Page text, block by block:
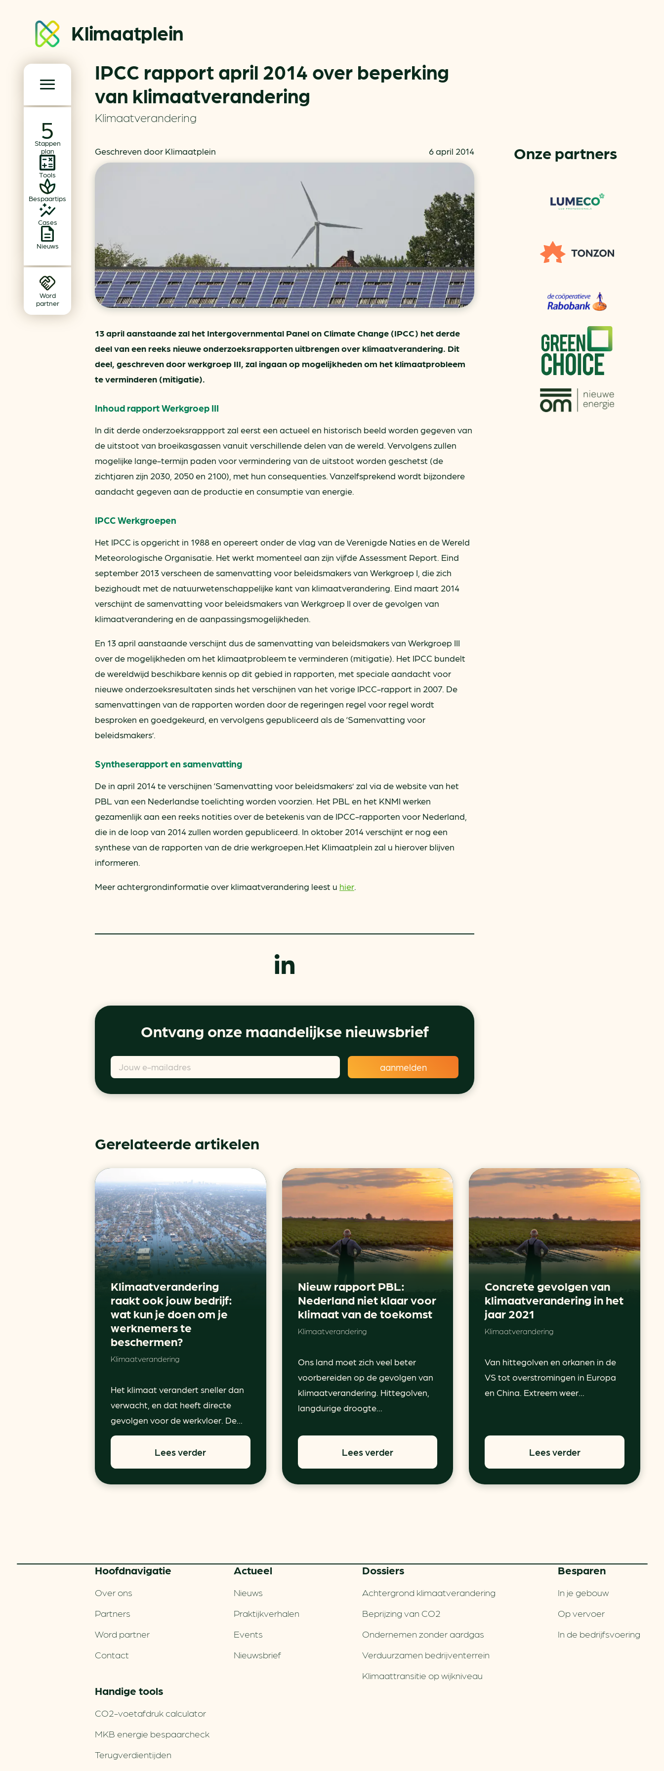
Klimaatplein
Stappen
plan
Tools
Bespaartips
Cases
Nieuws
Word
partner
Klimaatplein
Hoofd­navigatie
Partners
Word partner
Events
Beprijzing van CO2
Ondernemen zonder aardgas
Verduurzamen bedrijventerrein
Klimaattransitie op wijkniveau
In de bedrijfsvoering
MKB energie bespaarcheck
Terugverdien­tijden
Voorkomen van klimaatschade
Autobrandstof besparen
Verlichtingscan
Wegwijzers energie besparen
Hergebruiken of recyclen van bijproducten
voor het MKB
Energie besparen op uw PC
IPCC rapport april 2014 over beperking
van klimaatverandering
Klimaatverandering
Geschreven door Klimaatplein 6 april 2014
13 april aanstaande zal het Intergovernmental Panel on Climate Change (IPCC) het derde
deel van een reeks nieuwe onderzoeksrapporten uitbrengen over klimaatverandering. Dit
deel, geschreven door werkgroep III, zal ingaan op mogelijkheden om het klimaatprobleem
te verminderen (mitigatie).
Inhoud rapport Werkgroep III
In dit derde onderzoeksrappport zal eerst een actueel en historisch beeld worden gegeven van
de uitstoot van broeikasgassen vanuit verschillende delen van de wereld. Vervolgens zullen
mogelijke lange-termijn paden voor vermindering van de uitstoot worden geschetst (de
zichtjaren zijn 2030, 2050 en 2100), met hun consequenties. Vanzelfsprekend wordt bijzondere
aandacht gegeven aan de productie en consumptie van energie.
IPCC Werkgroepen
Het IPCC is opgericht in 1988 en opereert onder de vlag van de Verenigde Naties en de Wereld
Meteorologische Organisatie. Het werkt momenteel aan zijn vijfde Assessment Report. Eind
september 2013 verscheen de samenvatting voor beleidsmakers van Werkgroep I, die zich
bezighoudt met de natuurwetenschappelijke kant van klimaatverandering. Eind maart 2014
verschijnt de samenvatting voor beleidsmakers van Werkgroep II over de gevolgen van
klimaatverandering en de aanpassingsmogelijkheden.
En 13 april aanstaande verschijnt dus de samenvatting van beleidsmakers van Werkgroep III
over de mogelijkheden om het klimaatprobleem te verminderen (mitigatie). Het IPCC bundelt
de wereldwijd beschikbare kennis op dit gebied in rapporten, met speciale aandacht voor
nieuwe onderzoeksresultaten sinds het verschijnen van het vorige IPCC-rapport in 2007. De
samenvattingen van de rapporten worden door de regeringen regel voor regel wordt
besproken en goedgekeurd, en vervolgens gepubliceerd als de ‘Samenvatting voor
beleidsmakers’.
Syntheserapport en samenvatting
De in april 2014 te verschijnen ‘Samenvatting voor beleidsmakers’ zal via de website van het
PBL van een Nederlandse toelichting worden voorzien. Het PBL en het KNMI werken
gezamenlijk aan een reeks notities over de betekenis van de IPCC-rapporten voor Nederland,
die in de loop van 2014 zullen worden gepubliceerd. In oktober 2014 verschijnt er nog een
synthese van de rapporten van de drie werkgroepen.Het Klimaatplein zal u hierover blijven
informeren.
Meer achtergrondinformatie over klimaatverandering leest u hier.
Ontvang onze maandelijkse nieuwsbrief
Onze partners
Gerelateerde artikelen
Klimaatverandering
raakt ook jouw bedrijf:
wat kun je doen om je
werknemers te
beschermen?
Klimaatverandering
Het klimaat verandert sneller dan
verwacht, en dat heeft directe
gevolgen voor de werkvloer. De...
Lees verder
Nieuw rapport PBL:
Nederland niet klaar voor
klimaat van de toekomst
Klimaatverandering
Ons land moet zich veel beter
voorbereiden op de gevolgen van
klimaatverandering. Hittegolven,
langdurige droogte...
Lees verder
Concrete gevolgen van
klimaatverandering in het
jaar 2021
Klimaatverandering
Van hittegolven en orkanen in de
VS tot overstromingen in Europa
en China. Extreem weer...
Lees verder
Hoofd­navigatie
Over ons
Partners
Word partner
Contact
Actueel
Nieuws
Praktijkverhalen
Events
Nieuwsbrief
Dossiers
Achtergrond klimaatverandering
Beprijzing van CO2
Ondernemen zonder aardgas
Verduurzamen bedrijventerrein
Klimaattransitie op wijkniveau
Besparen
In je gebouw
Op vervoer
In de bedrijfsvoering
Handige tools
CO2-voetafdruk calculator
MKB energie bespaarcheck
Terugverdien­tijden